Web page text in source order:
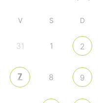
V S D
31 1 2
7 8 9